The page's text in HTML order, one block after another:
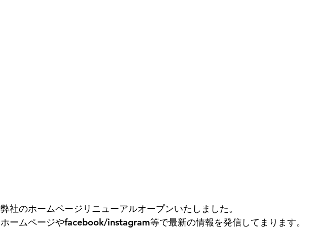
弊社のホームページリニューアルオープンいたしました。
ホームページやfacebook/instagram等で最新の情報を発信してまります。